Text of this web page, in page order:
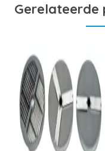
Gerelateerde